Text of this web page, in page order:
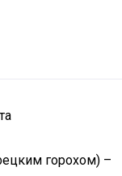
горохом) –